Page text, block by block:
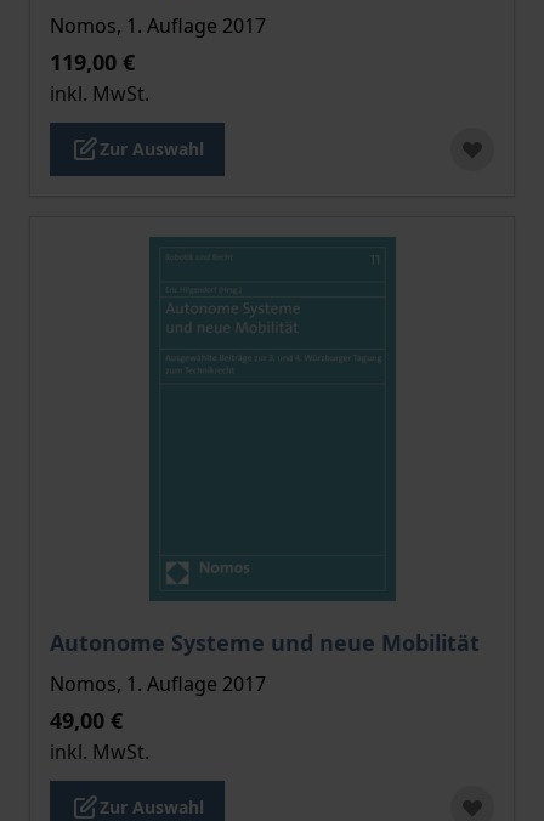
Nomos, 1. Auflage 2017
119,00 €
inkl. MwSt.
Zur Auswahl
Autonome Systeme und neue Mobilität
Der Preis dieses Titels richtet sich nach der
Nomos, 1. Auflage 2017
49,00 €
inkl. MwSt.
Zur Auswahl